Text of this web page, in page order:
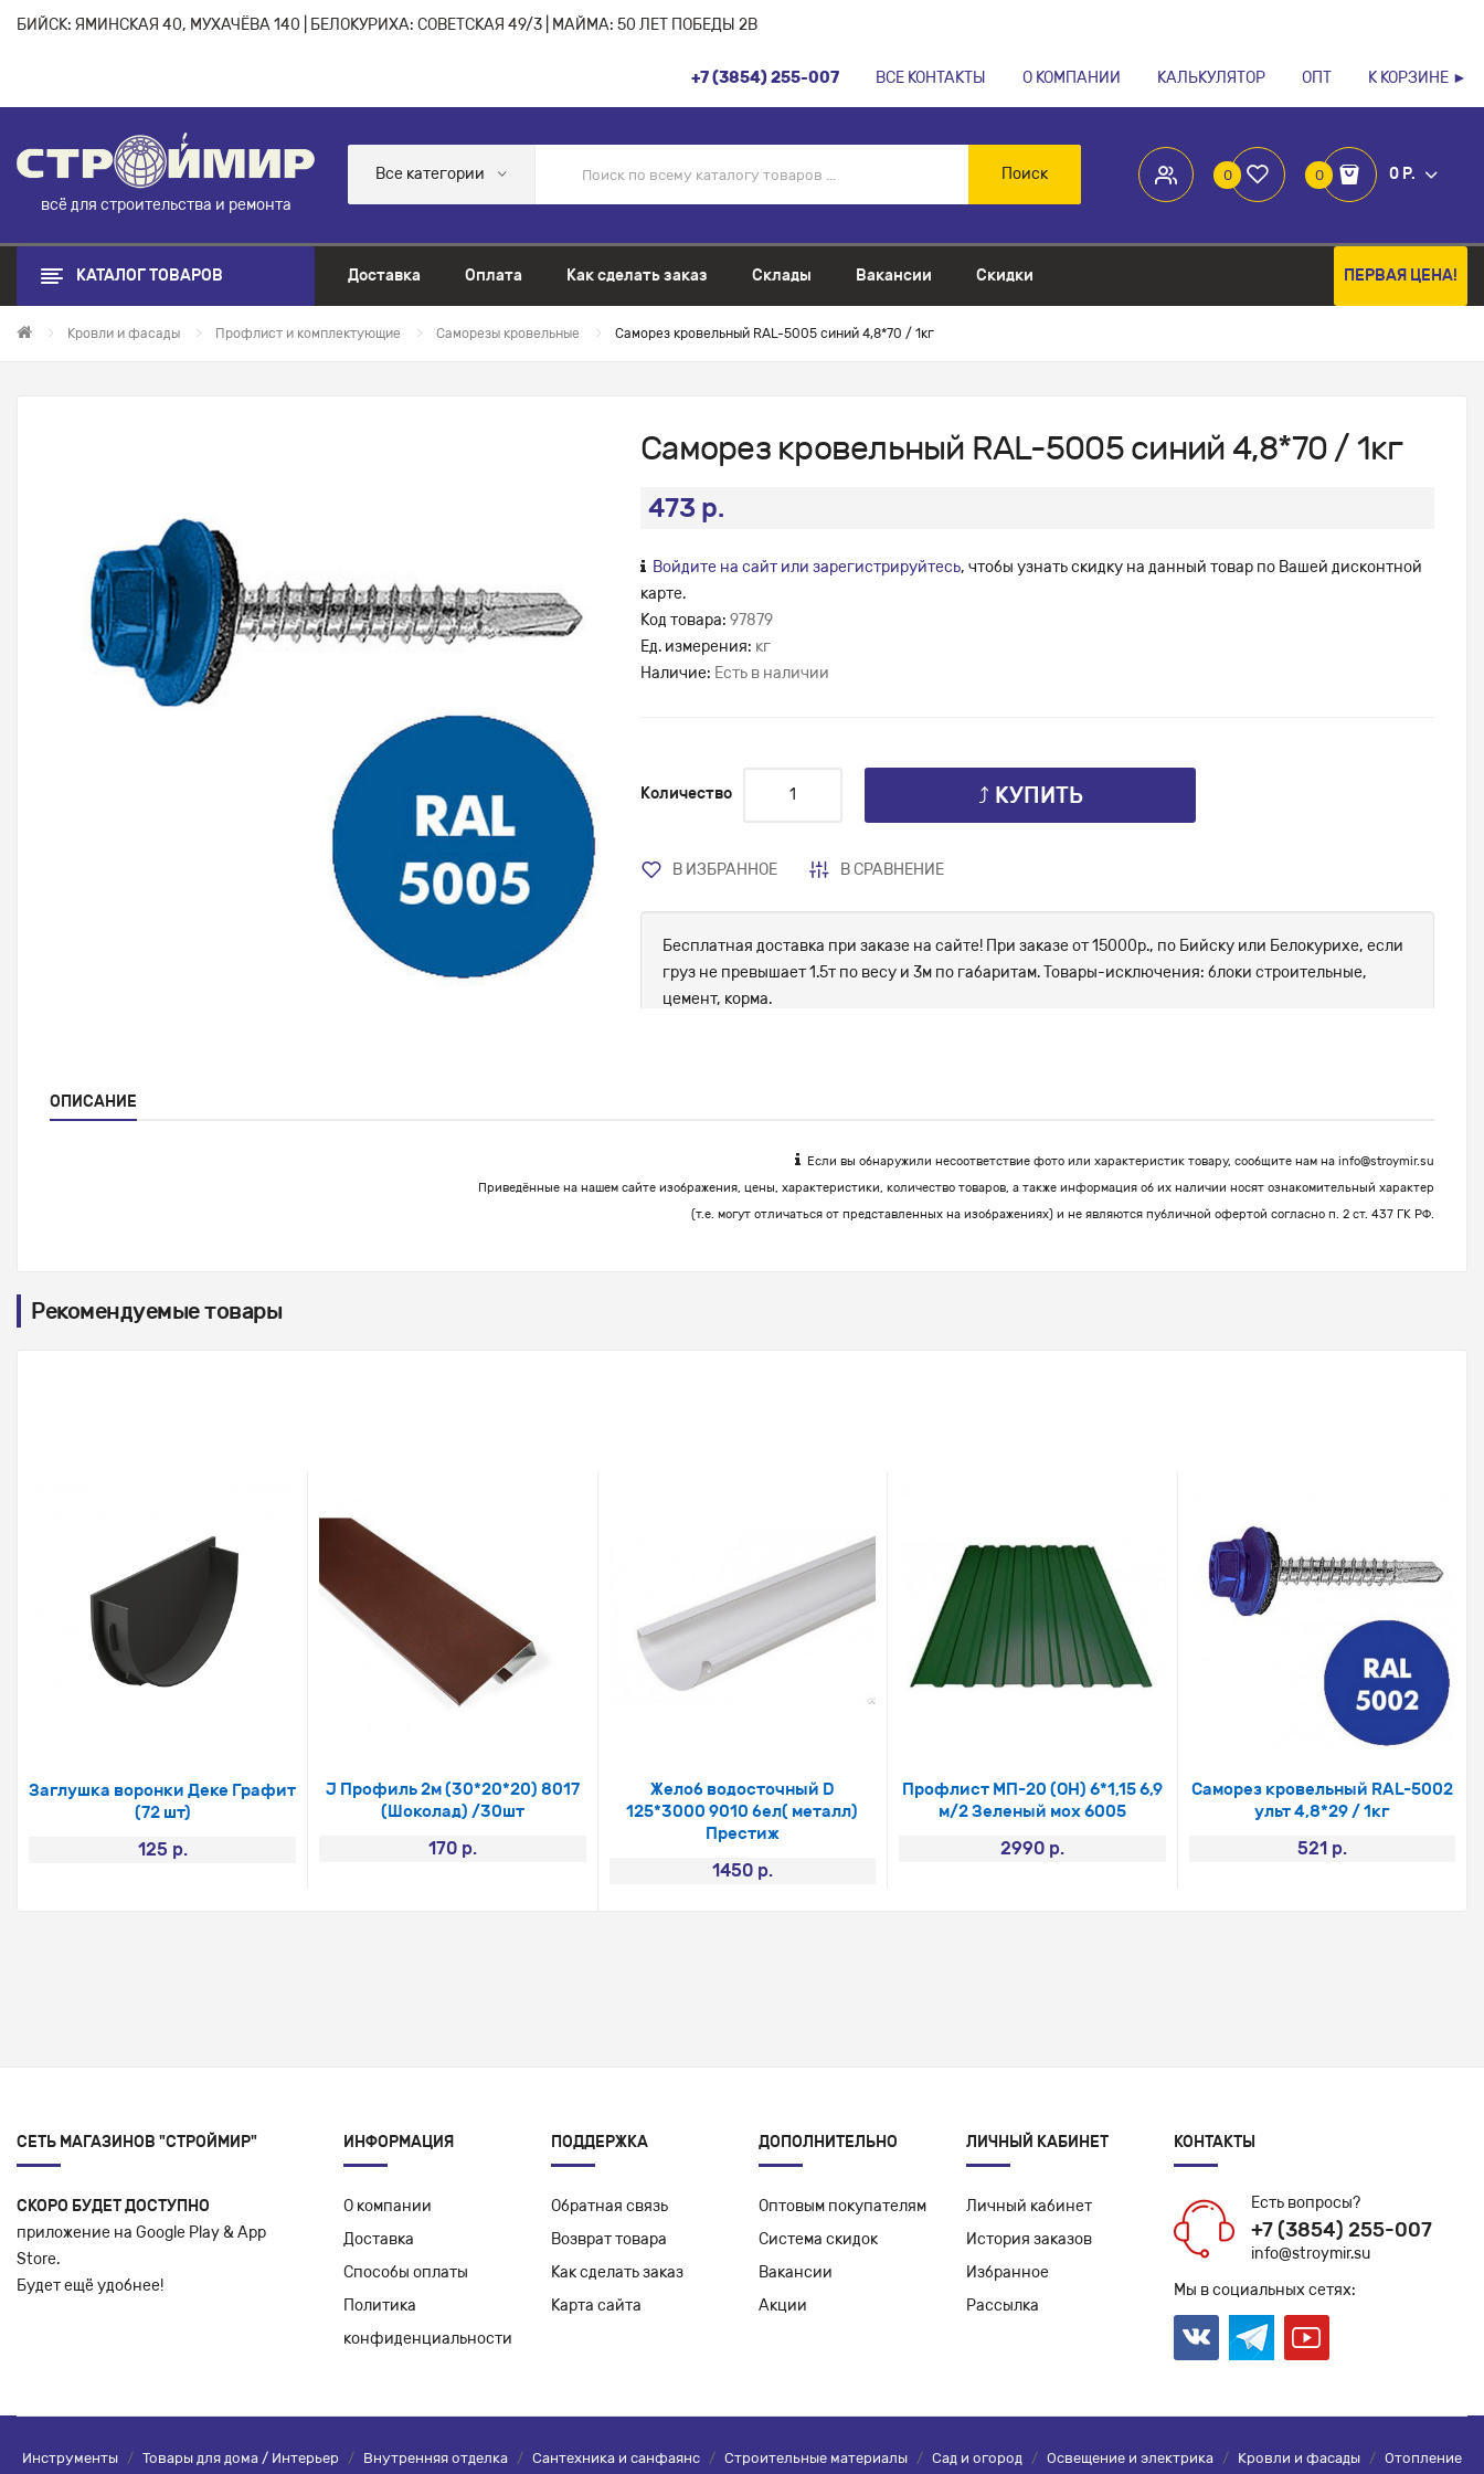
БИЙСК: ЯМИНСКАЯ 40, МУХАЧЁВА 140 | БЕЛОКУРИХА: СОВЕТСКАЯ 49/3 | МАЙМА: 50 ЛЕТ ПОБЕДЫ 2В
+7 (3854) 255-007 ВСЕ КОНТАКТЫ О КОМПАНИИ КАЛЬКУЛЯТОР ОПТ К КОРЗИНЕ ►
всё для строительства и ремонта
0 0 0 Р.
Все категории Поиск
КАТАЛОГ ТОВАРОВ Доставка Оплата Как сделать заказ Склады Вакансии Скидки ПЕРВАЯ ЦЕНА!
Кровли и фасады Профлист и комплектующие Саморезы кровельные Саморез кровельный RAL-5005 синий 4,8*70 / 1кг
Саморез кровельный RAL-5005 синий 4,8*70 / 1кг
473 р.
Войдите на сайт или зарегистрируйтесь, чтобы узнать скидку на данный товар по Вашей дисконтной
карте.
Код товара: 97879
Ед. измерения: кг
Наличие: Есть в наличии
Количество ⤴ КУПИТЬ
В ИЗБРАННОЕ В СРАВНЕНИЕ
Бесплатная доставка при заказе на сайте! При заказе от 15000р., по Бийску или Белокурихе, если
груз не превышает 1.5т по весу и 3м по габаритам. Товары-исключения: блоки строительные,
цемент, корма.
ОПИСАНИЕ
Если вы обнаружили несоответствие фото или характеристик товару, сообщите нам на info@stroymir.su
Приведённые на нашем сайте изображения, цены, характеристики, количество товаров, а также информация об их наличии носят ознакомительный характер
(т.е. могут отличаться от представленных на изображениях) и не являются публичной офертой согласно п. 2 ст. 437 ГК РФ.
Рекомендуемые товары
Заглушка воронки Деке Графит
(72 шт)
125 р.
J Профиль 2м (30*20*20) 8017
(Шоколад) /30шт
170 р.
Желоб водосточный D
125*3000 9010 бел( металл)
Престиж
1450 р.
Профлист МП-20 (ОН) 6*1,15 6,9
м/2 Зеленый мох 6005
2990 р.
Саморез кровельный RAL-5002
ульт 4,8*29 / 1кг
521 р.
СЕТЬ МАГАЗИНОВ "СТРОЙМИР"
СКОРО БУДЕТ ДОСТУПНО
приложение на Google Play & App
Store.
Будет ещё удобнее!
ИНФОРМАЦИЯ
О компании
Доставка
Способы оплаты
Политика
конфиденциальности
ПОДДЕРЖКА
Обратная связь
Возврат товара
Как сделать заказ
Карта сайта
ДОПОЛНИТЕЛЬНО
Оптовым покупателям
Система скидок
Вакансии
Акции
ЛИЧНЫЙ КАБИНЕТ
Личный кабинет
История заказов
Избранное
Рассылка
КОНТАКТЫ
Есть вопросы?
+7 (3854) 255-007
info@stroymir.su
Мы в социальных сетях:
Инструменты / Товары для дома / Интерьер / Внутренняя отделка / Сантехника и санфаянс / Строительные материалы / Сад и огород / Освещение и электрика / Кровли и фасады / Отопление